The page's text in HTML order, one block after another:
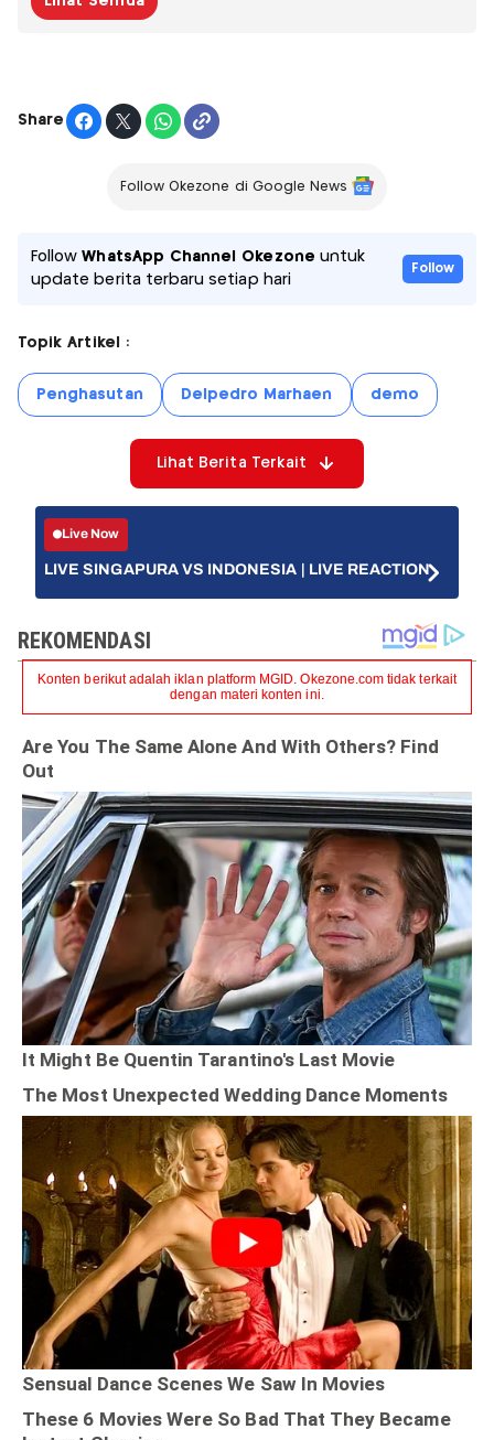
Share
Follow Okezone di Google News
FollowWhatsApp Channel Okezone untuk
update berita terbaru setiap hari
Follow
Topik Artikel :
Penghasutan Delpedro Marhaen demo
Lihat Berita Terkait
Live Now
LIVE SINGAPURA VS INDONESIA | LIVE REACTION